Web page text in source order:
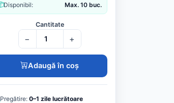
Disponibil: Max. 10 buc.
Cantitate
− +
Adaugă în coș
Pregătire: 0–1 zile lucrătoare